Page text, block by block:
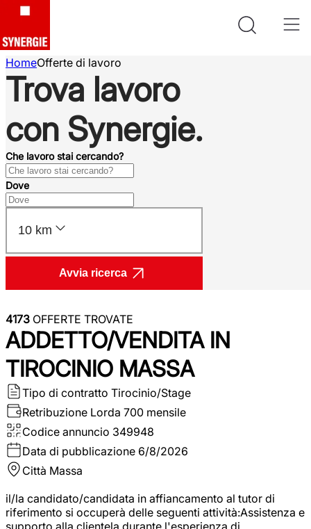
HomeOfferte di lavoro
Trova lavoro
con Synergie.
Che lavoro stai cercando?
Dove
10 km
Avvia ricerca
4173 OFFERTE TROVATE
ADDETTO/VENDITA IN
TIROCINIO MASSA
Tipo di contratto Tirocinio/Stage
Retribuzione Lorda 700 mensile
Codice annuncio 349948
Data di pubblicazione 6/8/2026
Città Massa
il/la candidato/candidata in affiancamento al tutor di
riferimento si occuperà delle seguenti attività:Assistenza e
supporto alla clientela durante l'esperienza di